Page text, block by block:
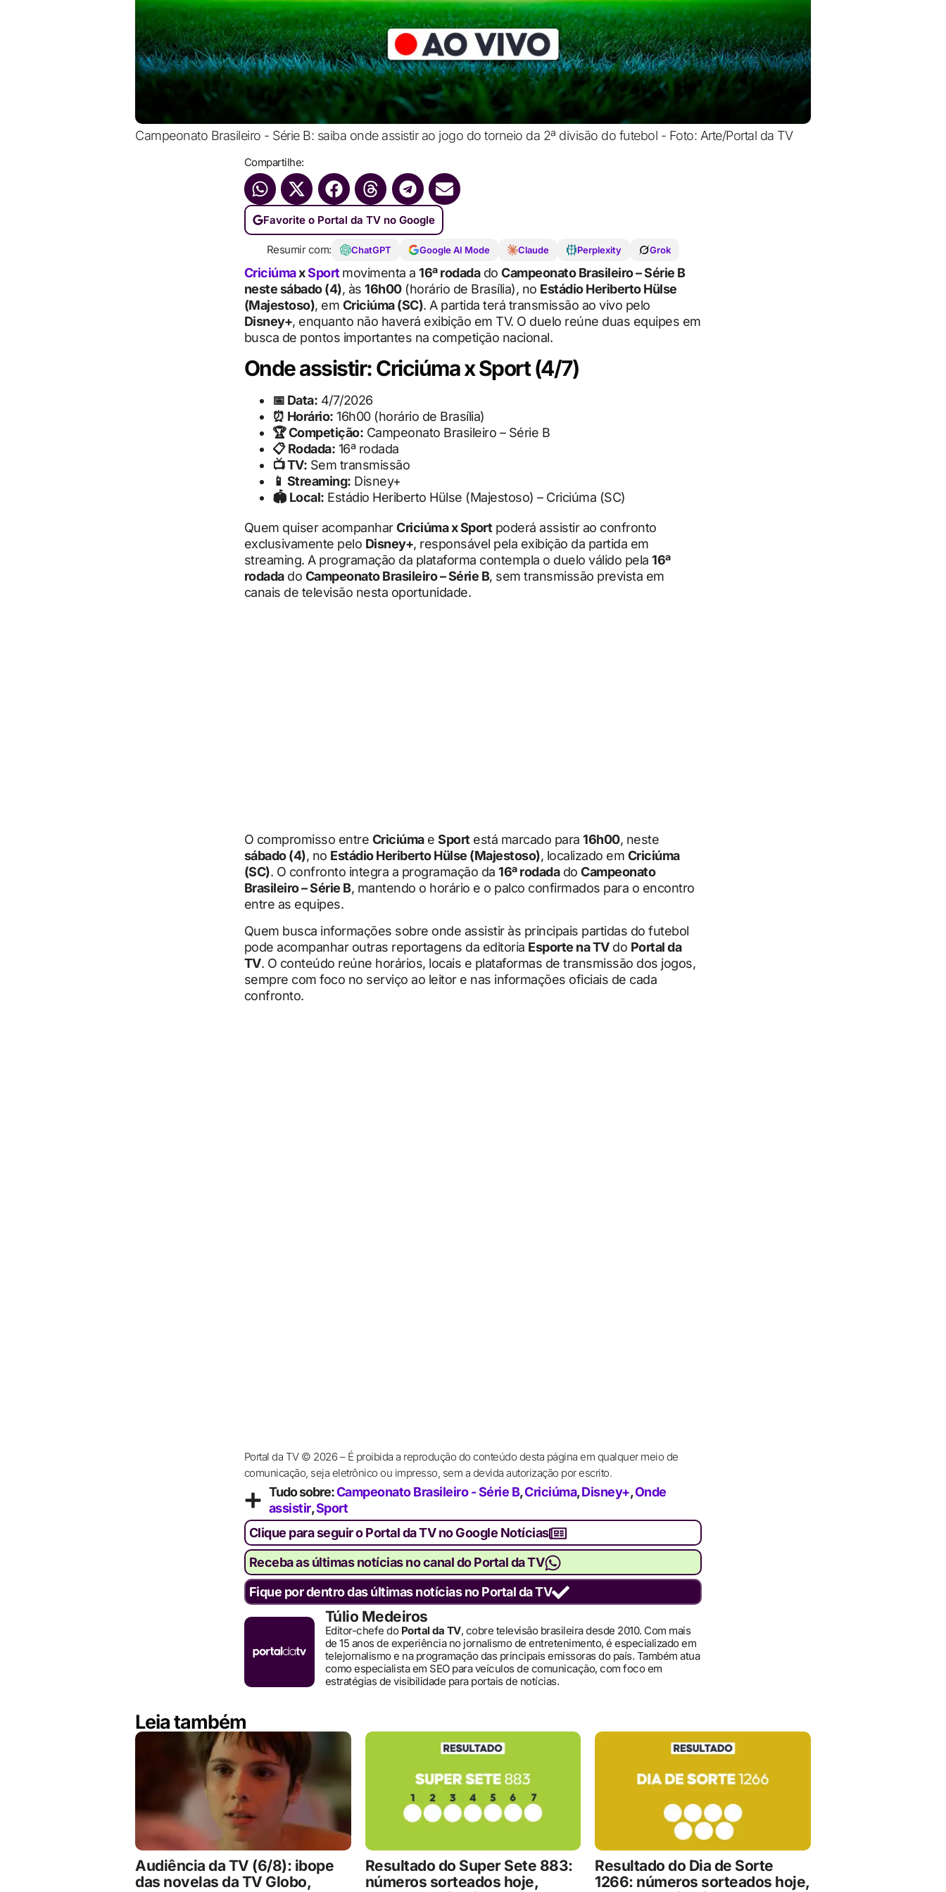
Campeonato Brasileiro - Série B: saiba onde assistir ao jogo do torneio da 2ª divisão do futebol - Foto: Arte/Portal da TV
Compartilhe:
Favorite o Portal da TV no Google
Resumir com: ChatGPT Google AI Mode Claude Perplexity Grok
CriciúmaxSport movimenta a 16ª rodadado Campeonato Brasileiro – Série B
neste sábado (4), às 16h00(horário de Brasília), no Estádio Heriberto Hülse
(Majestoso), em Criciúma (SC). A partida terá transmissão ao vivo pelo
Disney+, enquanto não haverá exibição em TV. O duelo reúne duas equipes em
busca de pontos importantes na competição nacional.
Onde assistir: Criciúma x Sport (4/7)
📅 Data: 4/7/2026
⏰ Horário: 16h00 (horário de Brasília)
🏆 Competição: Campeonato Brasileiro – Série B
📋 Rodada: 16ª rodada
📺 TV: Sem transmissão
📱 Streaming: Disney+
🏟 Local: Estádio Heriberto Hülse (Majestoso) – Criciúma (SC)
Quem quiser acompanharCriciúma x Sportpoderá assistir ao confronto
exclusivamente pelo Disney+, responsável pela exibição da partida em
streaming. A programação da plataforma contempla o duelo válido pela 16ª
rodadado Campeonato Brasileiro – Série B, sem transmissão prevista em
canais de televisão nesta oportunidade.
O compromisso entre Criciúmae Sportestá marcado para 16h00, neste
sábado (4), no Estádio Heriberto Hülse (Majestoso), localizado em Criciúma
(SC). O confronto integra a programação da 16ª rodadado Campeonato
Brasileiro – Série B, mantendo o horário e o palco confirmados para o encontro
entre as equipes.
Quem busca informações sobre onde assistir às principais partidas do futebol
pode acompanhar outras reportagens da editoria Esporte na TVdo Portal da
TV. O conteúdo reúne horários, locais e plataformas de transmissão dos jogos,
sempre com foco no serviço ao leitor e nas informações oficiais de cada
confronto.
Portal da TV © 2026 – É proibida a reprodução do conteúdo desta página em qualquer meio de
comunicação, seja eletrônico ou impresso, sem a devida autorização por escrito.
Tudo sobre:Campeonato Brasileiro - Série B,Criciúma,Disney+,Onde
assistir,Sport
Clique para seguir o Portal da TV no Google Notícias
Receba as últimas notícias no canal do Portal da TV
Fique por dentro das últimas notícias no Portal da TV
Túlio Medeiros
Editor-chefe do Portal da TV, cobre televisão brasileira desde 2010. Com mais
de 15 anos de experiência no jornalismo de entretenimento, é especializado em
telejornalismo e na programação das principais emissoras do país. Também atua
como especialista em SEO para veículos de comunicação, com foco em
estratégias de visibilidade para portais de notícias.
Leia também
Audiência da TV (6/8): ibope
das novelas da TV Globo,
Resultado do Super Sete 883:
números sorteados hoje,
Resultado do Dia de Sorte
1266: números sorteados hoje,